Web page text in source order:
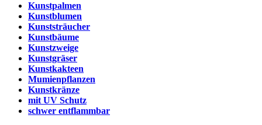
Kunstpalmen
Kunstblumen
Kunststräucher
Kunstbäume
Kunstzweige
Kunstgräser
Kunstkakteen
Mumienpflanzen
Kunstkränze
mit UV Schutz
schwer entflammbar